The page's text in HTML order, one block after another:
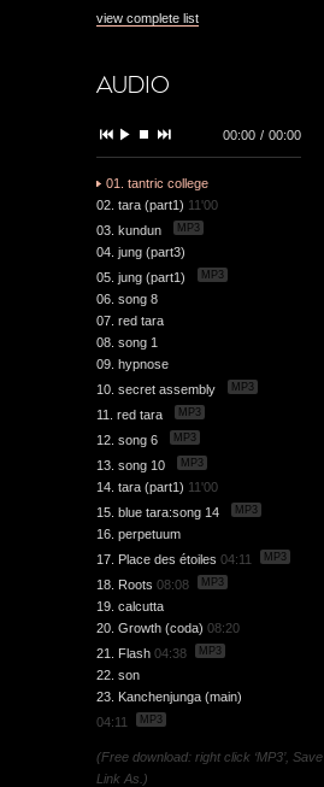
view complete list
AUDIO
00:00 / 00:00
01. tantric college
02. tara (part1) 11'00
03. kundun
MP3
04. jung (part3)
05. jung (part1)
MP3
06. song 8
07. red tara
08. song 1
09. hypnose
10. secret assembly
MP3
11. red tara MP3
12. song 6 MP3
13. song 10 MP3
14. tara (part1) 11'00
15. blue tara:song 14
MP3
16. perpetuum
17. Place des étoiles 04:11 MP3
18. Roots 08:08 MP3
19. calcutta
20. Growth (coda) 08:20
21. Flash 04:38 MP3
22. son
23. Kanchenjunga (main)
04:11
MP3
(Free download: right click ‘MP3’, Save
Link As.)